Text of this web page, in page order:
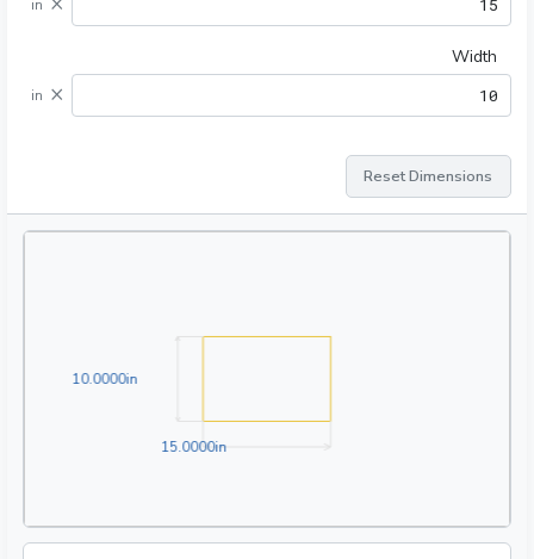
in
Width
×
in
Reset Dimensions
15.0000in
15.0000in
10.0000in
10.0000in